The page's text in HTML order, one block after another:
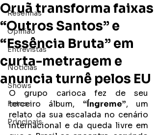
Resenhas
Opinião
Entrevistas
Notícias
Shows
Fotos
Principais
Oruã transforma faixas
“Outros Santos” e
“Essência Bruta” em
curta-metragem e
anuncia turnê pelos EU
O grupo carioca fez de seu
terceiro álbum, “Íngreme”, um
relato da sua escalada no cenário
internacional e da queda livre em